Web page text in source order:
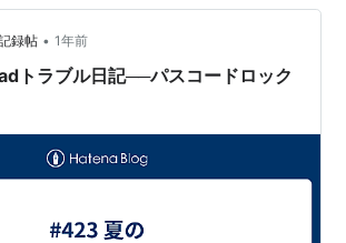
なくなります。 自宅で手軽に、美味し
むための知識をぜひ最後までチェック
い。 豆腐は電子レンジで加熱しても大丈
加熱方法とは 豆腐は電子レン…
録帖 • 1年前
トラブル日記──パスコードロック